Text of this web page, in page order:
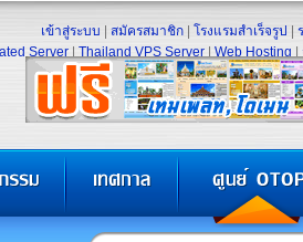
เข้าสู่ระบบ สมัครสมาชิก โรงแรมสำเร็จรูป
Server Thailand VPS Server Web Hosting